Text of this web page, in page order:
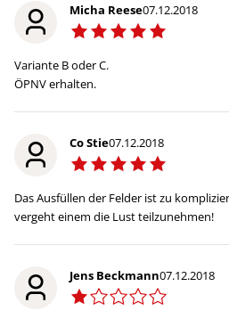
Micha Reese07.12.2018
Variante B oder C.
ÖPNV erhalten.
Co Stie07.12.2018
Das Ausfüllen der Felder ist zu
vergeht einem die Lust teilzunehmen!
Jens Beckmann07.12.2018